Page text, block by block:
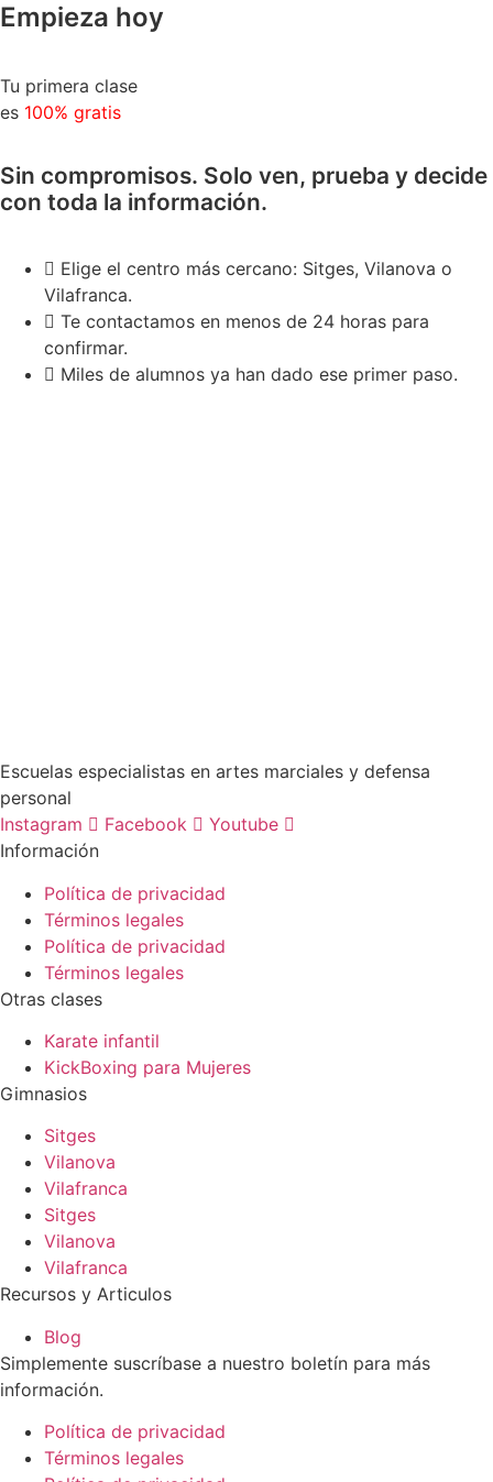
Empieza hoy
Tu primera clase
es 100% gratis
Sin compromisos. Solo ven, prueba y decide
con toda la información.
Elige el centro más cercano: Sitges, Vilanova o
Vilafranca.
Te contactamos en menos de 24 horas para
confirmar.
Miles de alumnos ya han dado ese primer paso.
Escuelas especialistas en artes marciales y defensa
personal
Instagram
Facebook
Youtube
Información
Política de privacidad
Términos legales
Política de privacidad
Términos legales
Otras clases
Karate infantil
KickBoxing para Mujeres
Gimnasios
Sitges
Vilanova
Vilafranca
Sitges
Vilanova
Vilafranca
Recursos y Articulos
Blog
Simplemente suscríbase a nuestro boletín para más
información.
Política de privacidad
Términos legales